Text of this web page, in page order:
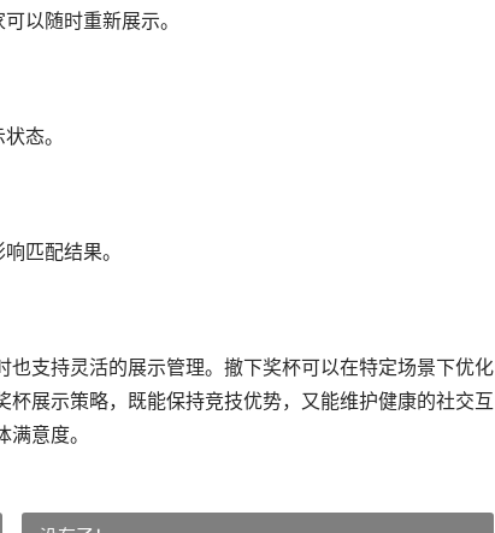
以随时重新展示。
态。
匹配结果。
支持灵活的展示管理。撤下奖杯可以在特定场景下优化
展示策略，既能保持竞技优势，又能维护健康的社交互
意度。